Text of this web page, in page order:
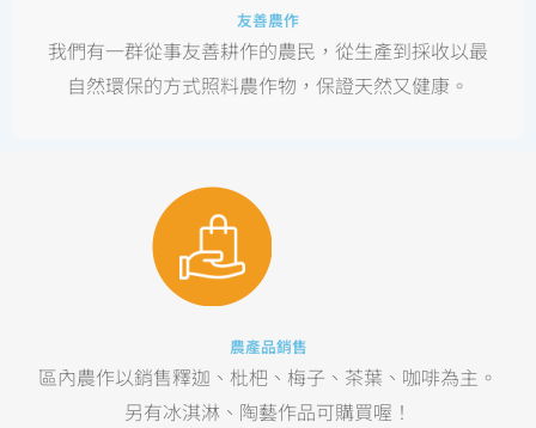
友善農作
我們有一群從事友善耕作的農民，從生產到採收以最
自然環保的方式照料農作物，保證天然又健康。
農產品銷售
區內農作以銷售釋迦、枇杷、梅子、茶葉、咖啡為主。
另有冰淇淋、陶藝作品可購買喔！